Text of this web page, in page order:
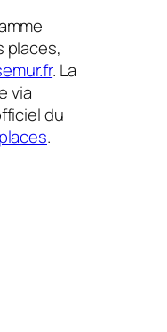
places,
. La
via
du
.